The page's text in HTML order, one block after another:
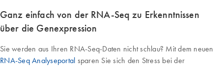
Ganz einfach von der RNA-Seq zu Erkenntnissen
über die Genexpression
Sie werden aus Ihren RNA-Seq-Daten nicht schlau? Mit dem neuen
RNA-Seq Analyseportal sparen Sie sich den Stress bei der